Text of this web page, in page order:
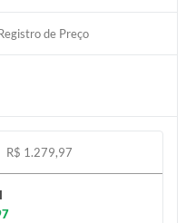
de Preço
R$ 1.279,97